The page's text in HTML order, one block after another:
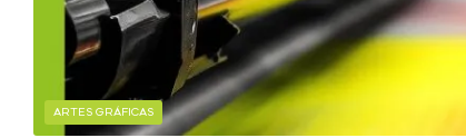
ARTES GRÁFICAS